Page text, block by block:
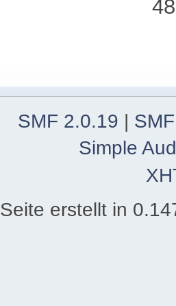
SMF 2.0.19 |
Simple
Seite erstellt in